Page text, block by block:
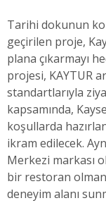
Tarihi dokunun
geçirilen proje,
plana çıkarmayı
projesi, KAYTUR
standartlarıyla
kapsamında,
koşullarda
ikram edilecek.
Merkezi markası
bir restoran
deneyim alanı